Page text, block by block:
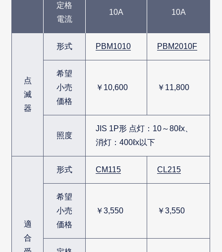
定格
電流
10A 10A
点
滅
器
形式 PBM1010 PBM2010F
希望
小売
価格
￥10,600 ￥11,800
照度
JIS 1P形 点灯：10～80ℓx、
消灯：400ℓx以下
適
合
形式 CM115 CL215
希望
小売
価格
￥3,550 ￥3,550